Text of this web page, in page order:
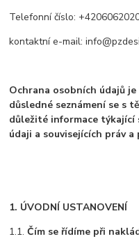
Telefonní číslo:
kontaktní e-mail:
Ochrana osobních údajů
důsledné seznámení se s
důležité informace týkající
údaji a souvisejících práv
1. ÚVODNÍ USTANOVENÍ
1.1.Čím se řídíme při